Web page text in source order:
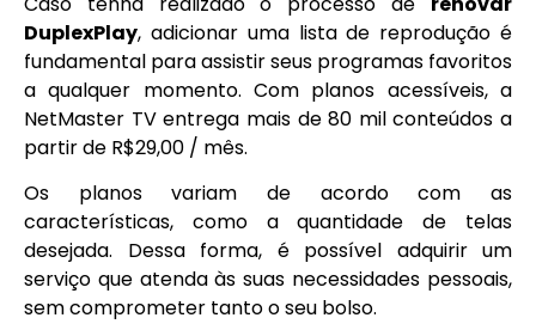
DuplexPlay, adicionar uma lista de reprodução é
fundamental para assistir seus programas favoritos
a qualquer momento. Com planos acessíveis, a
NetMaster TV entrega mais de 80 mil conteúdos a
partir de R$29,00 / mês.
Os planos variam de acordo com as
características, como a quantidade de telas
desejada. Dessa forma, é possível adquirir um
serviço que atenda às suas necessidades pessoais,
sem comprometer tanto o seu bolso.